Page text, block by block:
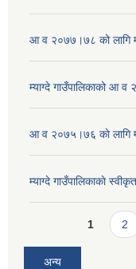
आ व २०७७।७८ को लागि
म्याग्दे गाउँपालिकाको आ
आ व २०७५।७६ काे लागि
म्याग्दे गाउँपालिकाकाे
Pages1 2
अन्य